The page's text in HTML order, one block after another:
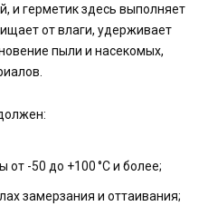
и герметик здесь выполняет
от влаги, удерживает
пыли и насекомых,
-50 до +100 °C и более;
замерзания и оттаивания;